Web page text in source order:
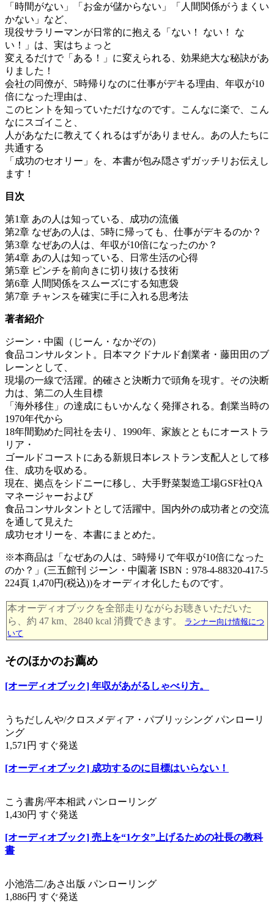
「時間がない」「お金が儲からない」「人間関係がうまくい
かない」など、
現役サラリーマンが日常的に抱える「ない！ ない！ な
い！」は、実はちょっと
変えるだけで「ある！」に変えられる、効果絶大な秘訣があ
りました！
会社の同僚が、5時帰りなのに仕事がデキる理由、年収が10
倍になった理由は、
このヒントを知っていただけなのです。こんなに楽で、こん
なにスゴイこと、
人があなたに教えてくれるはずがありません。あの人たちに
共通する
「成功のセオリー」を、本書が包み隠さずガッチリお伝えし
ます！
目次
第1章 あの人は知っている、成功の流儀
第2章 なぜあの人は、5時に帰っても、仕事がデキるのか？
第3章 なぜあの人は、年収が10倍になったのか？
第4章 あの人は知っている、日常生活の心得
第5章 ピンチを前向きに切り抜ける技術
第6章 人間関係をスムーズにする知恵袋
第7章 チャンスを確実に手に入れる思考法
著者紹介
ジーン・中園（じーん・なかぞの）
食品コンサルタント。日本マクドナルド創業者・藤田田のブ
レーンとして、
現場の一線で活躍。的確さと決断力で頭角を現す。その決断
力は、第二の人生目標
「海外移住」の達成にもいかんなく発揮される。創業当時の
1970年代から
18年間勤めた同社を去り、1990年、家族とともにオーストラ
リア・
ゴールドコーストにある新規日本レストラン支配人として移
住、成功を収める。
現在、拠点をシドニーに移し、大手野菜製造工場GSF社QA
マネージャーおよび
食品コンサルタントとして活躍中。国内外の成功者との交流
を通して見えた
成功セオリーを、本書にまとめた。
※本商品は「なぜあの人は、5時帰りで年収が10倍になった
のか？」(三五館刊 ジーン・中園著 ISBN：978-4-88320-417-5
224頁 1,470円(税込))をオーディオ化したものです。
本オーディオブックを全部走りながらお聴きいただいた
ら、約 47 km、2840 kcal 消費できます。
ランナー向け情報につ
いて
そのほかのお薦め
[オーディオブック] 年収があがるしゃべり方。
うちだしんや/クロスメディア・パブリッシング パンローリ
ング
1,571円 すぐ発送
[オーディオブック] 成功するのに目標はいらない！
こう書房/平本相武 パンローリング
1,430円 すぐ発送
[オーディオブック] 売上を“1ケタ”上げるための社長の教科
書
小池浩二/あさ出版 パンローリング
1,886円 すぐ発送